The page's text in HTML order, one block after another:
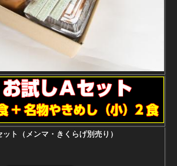
ト（メンマ・きくらげ別売り）